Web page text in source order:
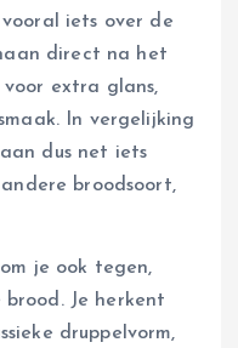
iets over de
direct na het
extra glans,
In vergelijking
dus net iets
broodsoort,
je ook tegen,
Je herkent
druppelvorm,